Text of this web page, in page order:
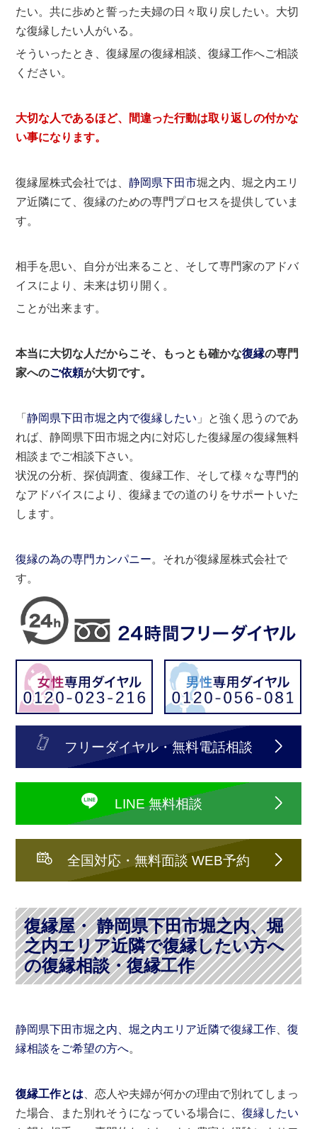
たい。共に歩めと誓った夫婦の日々取り戻したい。大切
な復縁したい人がいる。
そういったとき、復縁屋の復縁相談、復縁工作へご相談
ください。
大切な人であるほど、間違った行動は取り返しの付かな
い事になります。
復縁屋株式会社では、静岡県下田市堀之内、堀之内エリ
ア近隣にて、復縁のための専門プロセスを提供していま
す。
相手を思い、自分が出来ること、そして専門家のアドバ
イスにより、未来は切り開く。
ことが出来ます。
本当に大切な人だからこそ、もっとも確かな復縁の専門
家へのご依頼が大切です。
「静岡県下田市堀之内で復縁したい 」と強く思うのであ
れば、静岡県下田市堀之内に対応した復縁屋の復縁無料
相談までご相談下さい。
状況の分析、探偵調査、復縁工作、そして様々な専門的
なアドバイスにより、復縁までの道のりをサポートいた
します。
復縁の為の専門カンパニー。それが復縁屋株式会社で
す。
フリーダイヤル・無料電話相談
LINE 無料相談
全国対応・無料面談 WEB予約
復縁屋・ 静岡県下田市堀之内、堀
之内エリア近隣で復縁したい方へ
の復縁相談・復縁工作
静岡県下田市堀之内、堀之内エリア近隣で復縁工作 、復
縁相談をご希望の方へ。
復縁工作とは 、恋人や夫婦が何かの理由で別れてしまっ
た場合、また別れそうになっている場合に、復縁したい